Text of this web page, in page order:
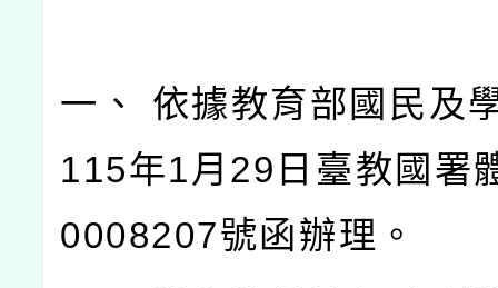
一、 依據教育部國民及
115年1月29日臺教國署
0008207號函辦理。